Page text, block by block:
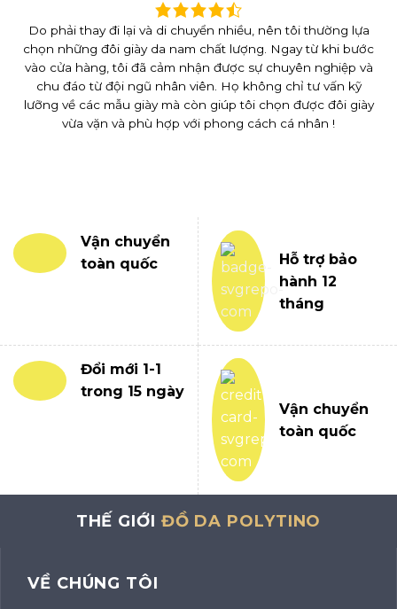
Do phải thay đi lại và di chuyển nhiều, nên tôi thường lựa
chọn những đôi giày da nam chất lượng. Ngay từ khi bước
vào cửa hàng, tôi đã cảm nhận được sự chuyên nghiệp và
chu đáo từ đội ngũ nhân viên. Họ không chỉ tư vấn kỹ
lưỡng về các mẫu giày mà còn giúp tôi chọn được đôi giày
vừa vặn và phù hợp với phong cách cá nhân !
Vận chuyển
toàn quốc
Hỗ trợ bảo
hành 12
tháng
Đổi mới 1-1
trong 15 ngày
Vận chuyển
toàn quốc
THẾ GIỚI ĐỒ DA POLYTINO
VỀ CHÚNG TÔI